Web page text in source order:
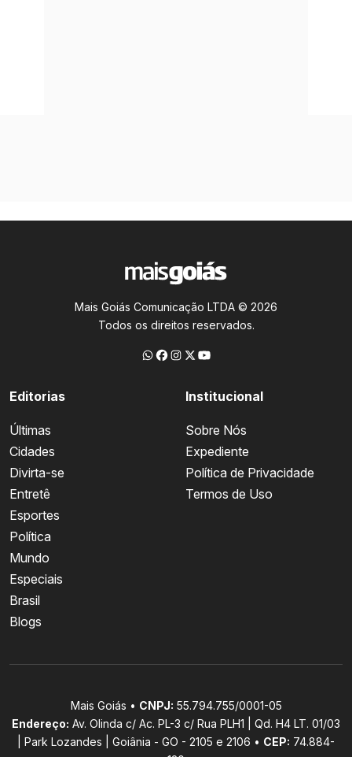
Mais Goiás Comunicação LTDA © 2026
Todos os direitos reservados.
Editorias
Últimas
Cidades
Divirta-se
Entretê
Esportes
Política
Mundo
Especiais
Brasil
Blogs
Institucional
Sobre Nós
Expediente
Política de Privacidade
Termos de Uso
Mais Goiás • CNPJ: 55.794.755/0001-05
Endereço: Av. Olinda c/ Ac. PL-3 c/ Rua PLH1 | Qd. H4 LT. 01/03
| Park Lozandes | Goiânia - GO - 2105 e 2106 • CEP: 74.884-